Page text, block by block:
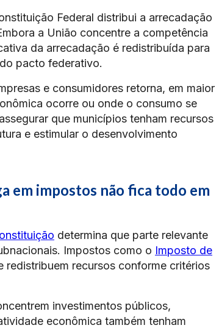
Federal distribui a arrecadação
a União concentre a competência
da arrecadação é redistribuída para
pacto federativo.
e consumidores retorna, em maior
ocorre ou onde o consumo se
que municípios tenham recursos
e estimular o desenvolvimento
em impostos não fica todo em
determina que parte relevante
Impostos como o Imposto de
recursos conforme critérios
investimentos públicos,
econômica também tenham